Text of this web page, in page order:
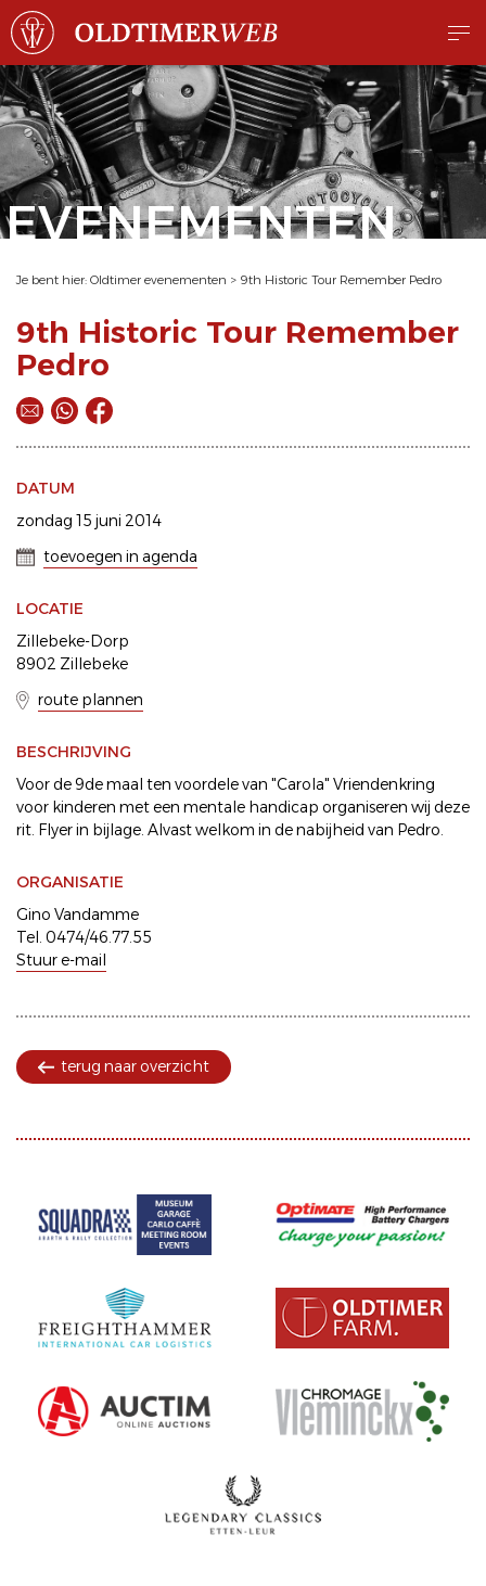
EVENEMENTEN
Je bent hier: Oldtimer evenementen > 9th Historic Tour Remember Pedro
9th Historic Tour Remember
Pedro
DATUM
zondag 15 juni 2014
toevoegen in agenda
LOCATIE
Zillebeke-Dorp
8902 Zillebeke
route plannen
BESCHRIJVING
Voor de 9de maal ten voordele van "Carola" Vriendenkring
voor kinderen met een mentale handicap organiseren wij deze
rit. Flyer in bijlage. Alvast welkom in de nabijheid van Pedro.
ORGANISATIE
Gino Vandamme
Tel. 0474/46.77.55
Stuur e-mail
terug naar overzicht